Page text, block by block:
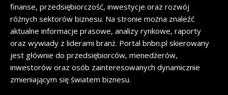
finanse, przedsiębiorczość, inwestycje oraz rozwój
różnych sektorów biznesu. Na stronie można znaleźć
aktualne informacje prasowe, analizy rynkowe, raporty
oraz wywiady z liderami branż. Portal bnbn.pl skierowany
jest głównie do przedsiębiorców, menedżerów,
inwestorów oraz osób zainteresowanych dynamicznie
zmieniającym się światem biznesu.